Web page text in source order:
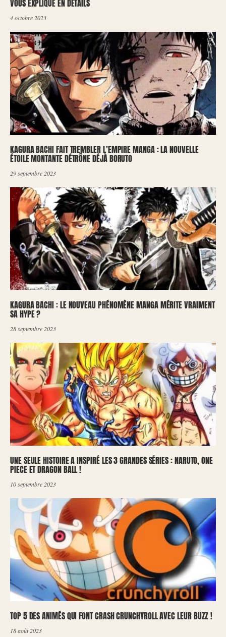
VOUS EXPLIQUE EN DÉTAILS
4 octobre 2023
KAGURA BACHI FAIT TREMBLER L’EMPIRE MANGA : LA NOUVELLE
ÉTOILE MONTANTE DÉTRÔNE DÉJÀ BORUTO
29 septembre 2023
KAGURA BACHI : LE NOUVEAU PHÉNOMÈNE MANGA MÉRITE VRAIMENT
SA HYPE ?
28 septembre 2023
UNE SEULE HISTOIRE A INSPIRÉ LES 3 GRANDES SÉRIES : NARUTO, ONE
PIECE ET DRAGON BALL !
10 septembre 2023
TOP 5 DES ANIMÉS QUI FONT CRASH CRUNCHYROLL AVEC LEUR BUZZ !
18 août 2023